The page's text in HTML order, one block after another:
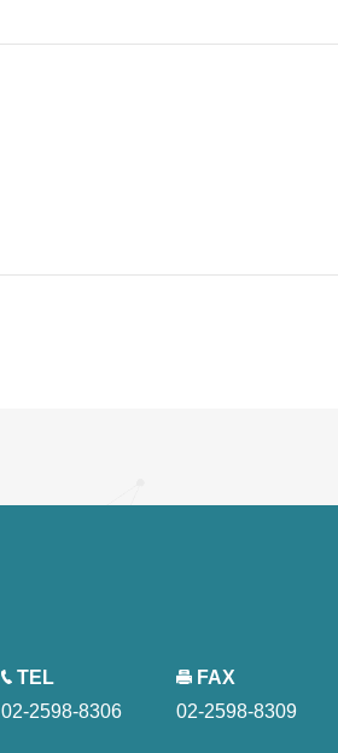
TEL
02-2598-8306
FAX
02-2598-8309